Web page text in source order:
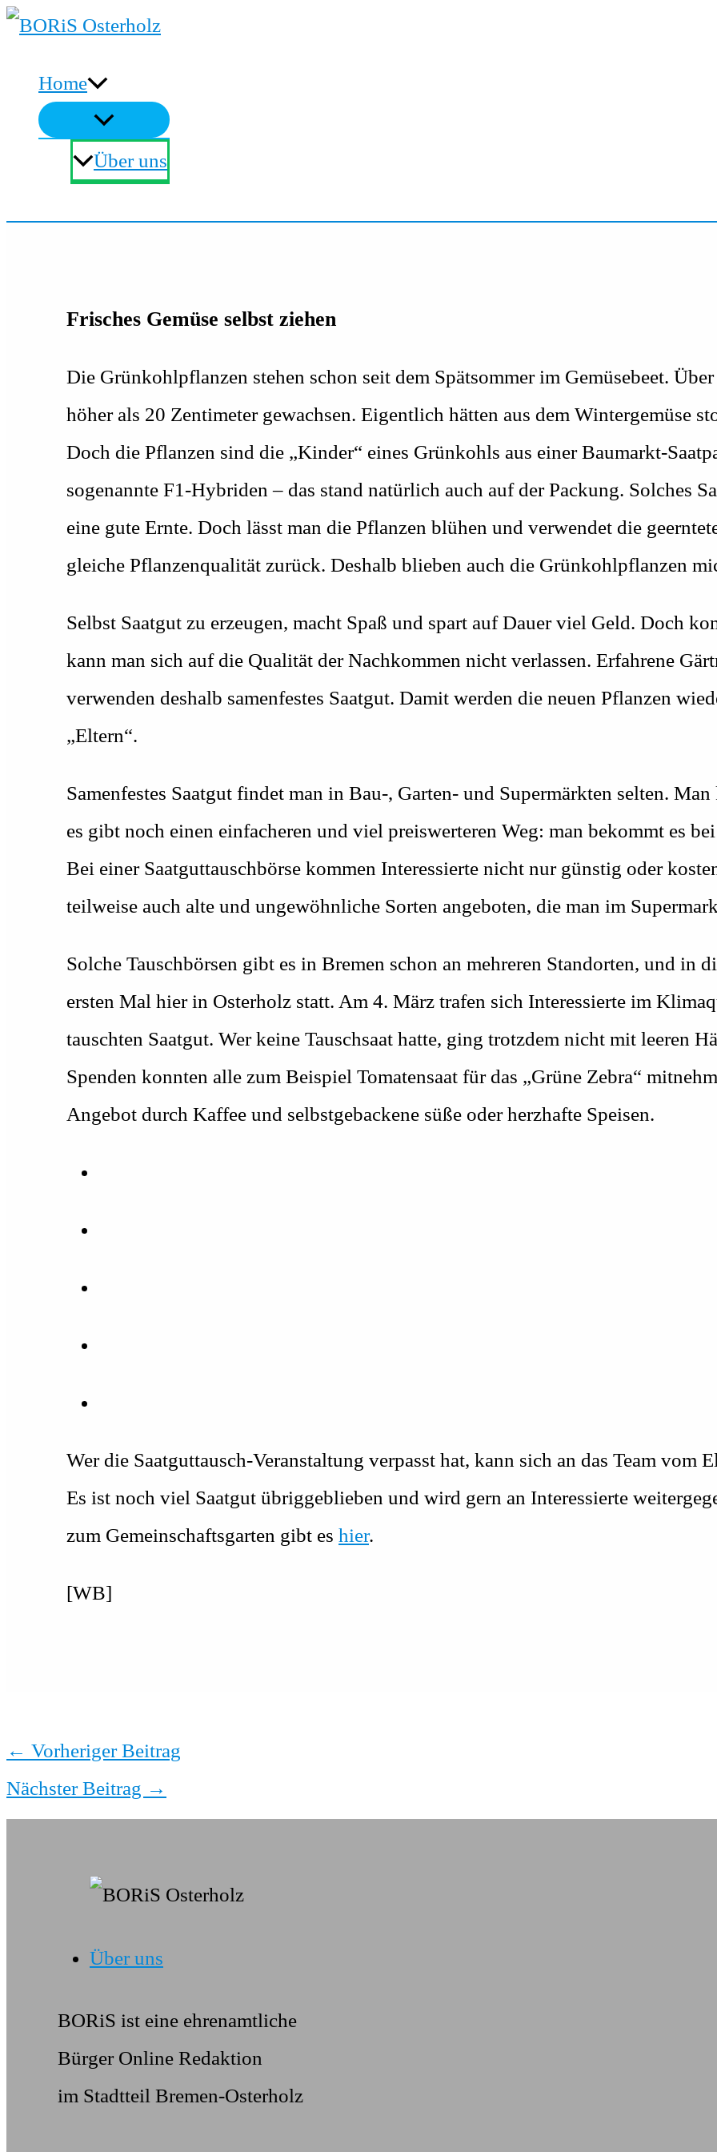
Zum
springen
Home
Über uns
Frisches Gemüse selbst ziehen
Die Grünkohlpflanzen stehen schon seit dem Spätsommer im Gemüsebeet.
höher als 20 Zentimeter gewachsen. Eigentlich hätten aus dem Wintergemüse
Doch die Pflanzen sind die „Kinder“ eines Grünkohls aus einer Baumarkt-
sogenannte F1-Hybriden – das stand natürlich auch auf der Packung. Solches
eine gute Ernte. Doch lässt man die Pflanzen blühen und verwendet die
gleiche Pflanzenqualität zurück. Deshalb blieben auch die Grünkohlpflanzen
Selbst Saatgut zu erzeugen, macht Spaß und spart auf Dauer viel Geld. Doch
kann man sich auf die Qualität der Nachkommen nicht verlassen. Erfahrene
verwenden deshalb samenfestes Saatgut. Damit werden die neuen Pflanzen
„Eltern“.
Samenfestes Saatgut findet man in Bau-, Garten- und Supermärkten selten.
es gibt noch einen einfacheren und viel preiswerteren Weg: man bekommt es
Bei einer Saatguttauschbörse kommen Interessierte nicht nur günstig oder
teilweise auch alte und ungewöhnliche Sorten angeboten, die man im
Solche Tauschbörsen gibt es in Bremen schon an mehreren Standorten, und in
ersten Mal hier in Osterholz statt. Am 4. März trafen sich Interessierte im
tauschten Saatgut. Wer keine Tauschsaat hatte, ging trotzdem nicht mit leeren
Spenden konnten alle zum Beispiel Tomatensaat für das „Grüne Zebra“
Angebot durch Kaffee und selbstgebackene süße oder herzhafte Speisen.
Wer die Saatguttausch-Veranstaltung verpasst hat, kann sich an das Team vom
Es ist noch viel Saatgut übriggeblieben und wird gern an Interessierte
zum Gemeinschaftsgarten gibt es hier.
[WB]
← Vorheriger Beitrag
Nächster Beitrag →
Über uns
BORiS ist eine ehrenamtliche
Bürger Online Redaktion
im Stadtteil Bremen-Osterholz